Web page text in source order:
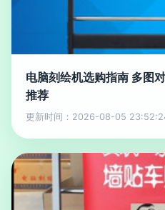
电脑刻绘机选购指南 多图
推荐
更新时间：2026-08-05